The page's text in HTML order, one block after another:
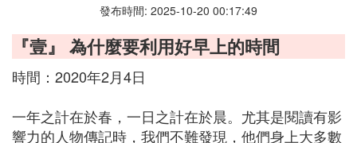
發布時間: 2025-10-20 00:17:49
『壹』 為什麼要利用好早上的時間
時間：2020年2月4日
一年之計在於春，一日之計在於晨。尤其是閱讀有影
響力的人物傳記時，我們不難發現，他們身上大多數